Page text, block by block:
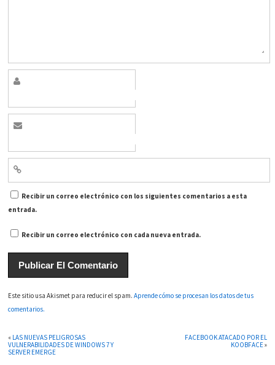
Recibir un correo electrónico con los siguientes comentarios a esta
entrada.
Recibir un correo electrónico con cada nueva entrada.
Este sitio usa Akismet para reducir el spam.Aprende cómo se procesan los datos de tus
comentarios.
« LAS NUEVAS PELIGROSAS
VULNERABILIDADES DE WINDOWS 7 Y
SERVER EMERGE
FACEBOOK ATACADO POR EL
KOOBFACE»